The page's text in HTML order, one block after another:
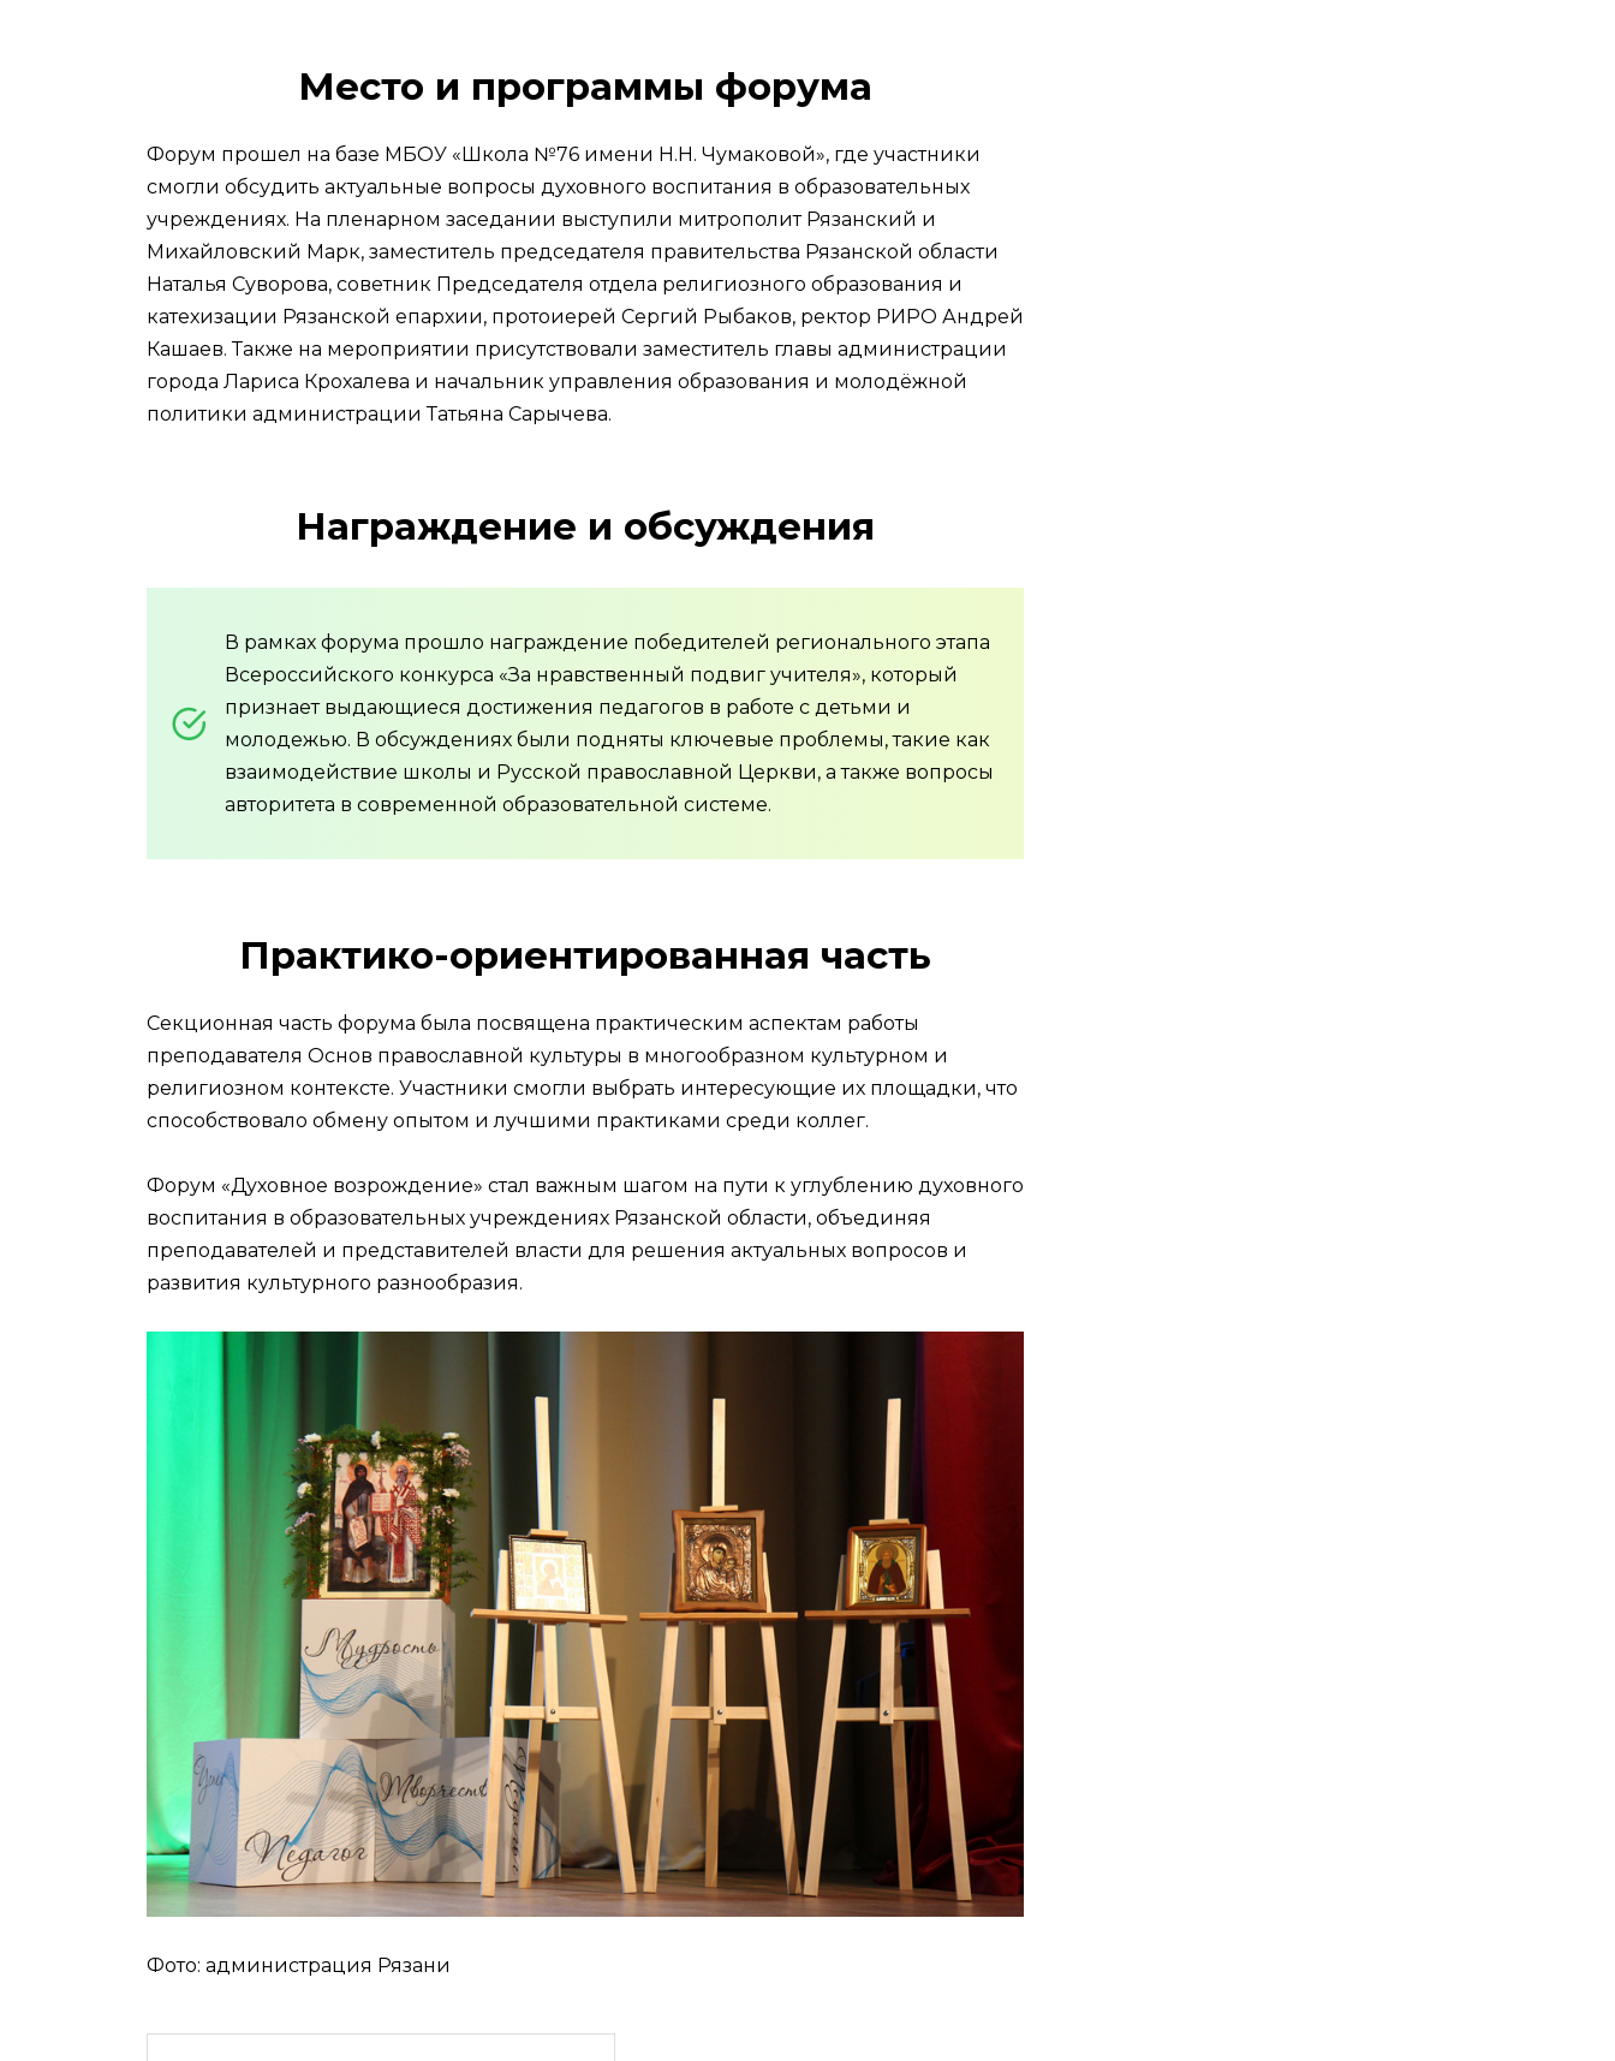
Место и программы форума
Форум прошел на базе МБОУ «Школа №76 имени Н.Н. Чумаковой», где участники
смогли обсудить актуальные вопросы духовного воспитания в образовательных
учреждениях. На пленарном заседании выступили митрополит Рязанский и
Михайловский Марк, заместитель председателя правительства Рязанской области
Наталья Суворова, советник Председателя отдела религиозного образования и
катехизации Рязанской епархии, протоиерей Сергий Рыбаков, ректор РИРО Андрей
Кашаев. Также на мероприятии присутствовали заместитель главы администрации
города Лариса Крохалева и начальник управления образования и молодёжной
политики администрации Татьяна Сарычева.
Награждение и обсуждения
В рамках форума прошло награждение победителей регионального этапа
Всероссийского конкурса «За нравственный подвиг учителя», который
признает выдающиеся достижения педагогов в работе с детьми и
молодежью. В обсуждениях были подняты ключевые проблемы, такие как
взаимодействие школы и Русской православной Церкви, а также вопросы
авторитета в современной образовательной системе.
Практико-ориентированная часть
Секционная часть форума была посвящена практическим аспектам работы
преподавателя Основ православной культуры в многообразном культурном и
религиозном контексте. Участники смогли выбрать интересующие их площадки, что
способствовало обмену опытом и лучшими практиками среди коллег.
Форум «Духовное возрождение» стал важным шагом на пути к углублению духовного
воспитания в образовательных учреждениях Рязанской области, объединяя
преподавателей и представителей власти для решения актуальных вопросов и
развития культурного разнообразия.
Фото: администрация Рязани